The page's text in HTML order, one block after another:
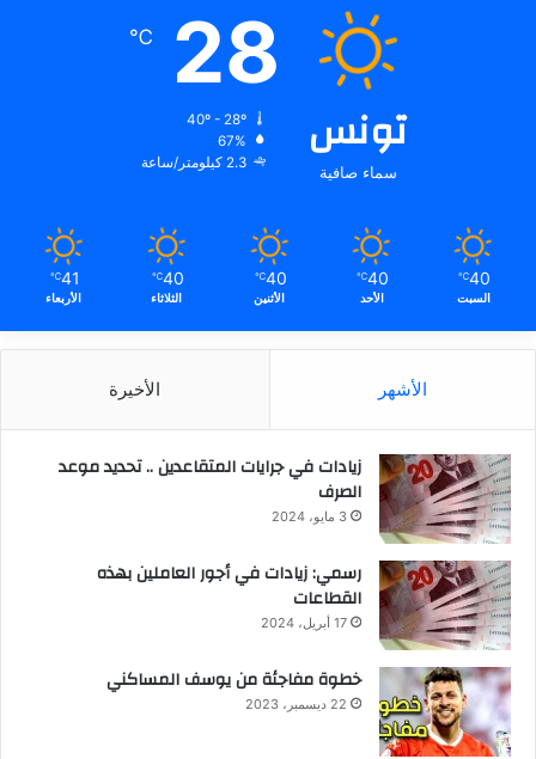
تونس
سماء صافية
28
℃
67%
2.3 كيلومتر/ساعة
40
℃
السبت
40
℃
الأحد
40
℃
الأثنين
40
℃
الثلاثاء
41
℃
الأربعاء
الأشهر الأخيرة
زيادات في جرايات المتقاعدين .. تحديد موعد
الصرف
3 مايو، 2024
رسمي: زيادات في أجور العاملين بهذه
القطاعات
17 أبريل، 2024
خطوة مفاجئة من يوسف المساكني
22 ديسمبر، 2023